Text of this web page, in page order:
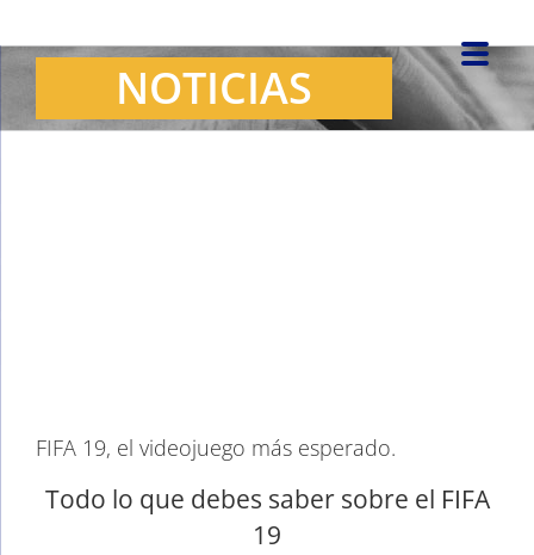
al
NOTICIAS
FIFA 19, el videojuego más esperado.
Todo lo que debes saber sobre el FIFA
19